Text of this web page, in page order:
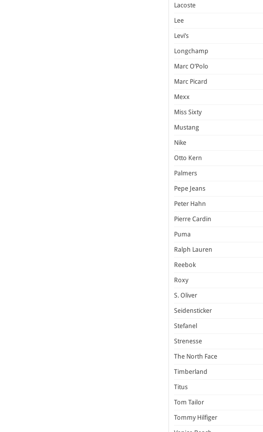
Lacoste
Lee
Levi’s
Longchamp
Marc O’Polo
Marc Picard
Mexx
Miss Sixty
Mustang
Nike
Otto Kern
Palmers
Pepe Jeans
Peter Hahn
Pierre Cardin
Puma
Ralph Lauren
Reebok
Roxy
S. Oliver
Seidensticker
Stefanel
Strenesse
The North Face
Timberland
Titus
Tom Tailor
Tommy Hilfiger